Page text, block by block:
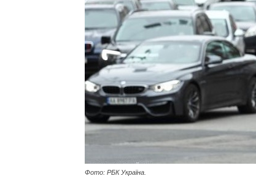
Фото: РБК Україна.